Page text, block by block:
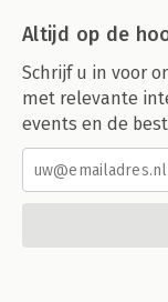
Altijd op de
Schrijf u in voor
met relevante
events en de